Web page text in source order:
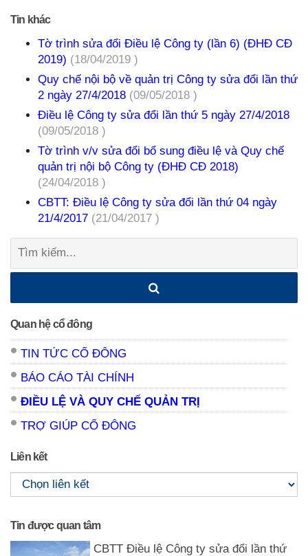
Tin khác
Tờ trình sửa đổi Điều lệ Công ty (lần 6) (ĐHĐ CĐ
2019) (18/04/2019 )
Quy chế nội bộ về quản trị Công ty sửa đổi lần thứ
2 ngày 27/4/2018 (09/05/2018 )
Điều lệ Công ty sửa đổi lần thứ 5 ngày 27/4/2018
(09/05/2018 )
Tờ trình v/v sửa đổi bổ sung điều lệ và Quy chế
quản trị nội bộ Công ty (ĐHĐ CĐ 2018)
(24/04/2018 )
CBTT: Điều lệ Công ty sửa đổi lần thứ 04 ngày
21/4/2017 (21/04/2017 )
Tìm
Quan hệ cổ đông
TIN TỨC CỔ ĐÔNG
BÁO CÁO TÀI CHÍNH
ĐIỀU LỆ VÀ QUY CHẾ QUẢN TRỊ
TRỢ GIÚP CỔ ĐÔNG
Liên kết
Tin được quan tâm
CBTT Điều lệ Công ty sửa đổi lần thứ